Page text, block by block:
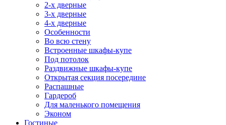
2-х дверные
3-х дверные
4-х дверные
Особенности
Во всю стену
Встроенные шкафы-купе
Под потолок
Раздвижные шкафы-купе
Открытая секция посередине
Распашные
Гардероб
Для маленького помещения
Эконом
Гостиные